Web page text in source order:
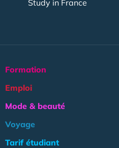
Study in France
Formation
Emploi
Mode & beauté
Voyage
Tarif étudiant